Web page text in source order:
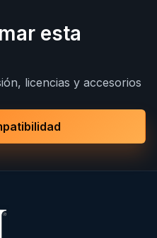
esta
licencias y accesorios